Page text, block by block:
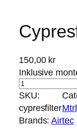
150,00 kr
Inklusive
C
y
p
r
SKU:
cypresfilterMtrl
Brands:Airtec